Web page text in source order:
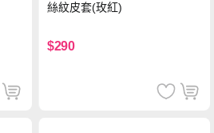
絲紋皮套(玫紅)
$290